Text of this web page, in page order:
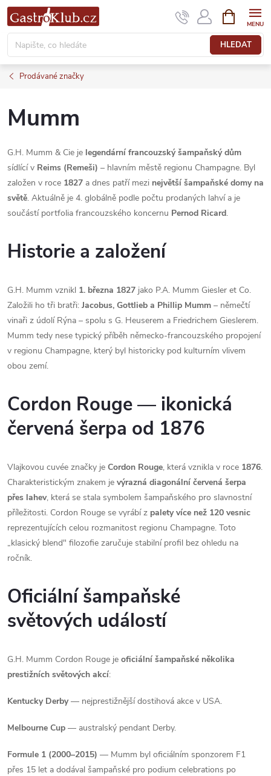
Přejít
na
obsah
HLEDAT
NÁKUPNÍ
KOŠÍK
Prodávané značky
Mumm
G.H. Mumm & Cie je legendární francouzský šampaňský dům
sídlící v Reims (Remeši) – hlavním městě regionu Champagne. Byl
založen v roce 1827 a dnes patří mezi největší šampaňské domy na
světě. Aktuálně je 4. globálně podle počtu prodaných lahví a je
součástí portfolia francouzského koncernu Pernod Ricard.
Historie a založení
G.H. Mumm vznikl 1. března 1827 jako P.A. Mumm Giesler et Co.
Založili ho tři bratři: Jacobus, Gottlieb a Phillip Mumm – němečtí
vinaři z údolí Rýna – spolu s G. Heuserem a Friedrichem Gieslerem.
Mumm tedy nese typický příběh německo-francouzského propojení
v regionu Champagne, který byl historicky pod kulturním vlivem
obou zemí.
Cordon Rouge — ikonická
červená šerpa od 1876
Vlajkovou cuvée značky je Cordon Rouge, která vznikla v roce 1876.
Charakteristickým znakem je výrazná diagonální červená šerpa
přes lahev, která se stala symbolem šampaňského pro slavnostní
příležitosti. Cordon Rouge se vyrábí z palety více než 120 vesnic
reprezentujících celou rozmanitost regionu Champagne. Toto
„klasický blend" filozofie zaručuje stabilní profil bez ohledu na
ročník.
Oficiální šampaňské
světových událostí
G.H. Mumm Cordon Rouge je oficiální šampaňské několika
prestižních světových akcí:
Kentucky Derby— nejprestižnější dostihová akce v USA.
Melbourne Cup — australský pendant Derby.
Formule 1 (2000–2015) — Mumm byl oficiálním sponzorem F1
přes 15 let a dodával šampaňské pro podium celebrations po